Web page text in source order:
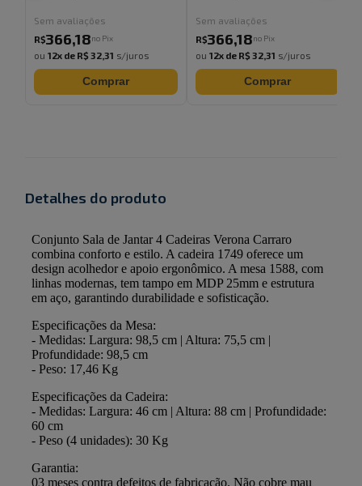
Sem avaliações
R$366,18no Pix
ou 12x de R$ 32,31 s/juros
Comprar
Sem avaliações
R$366,18no Pix
ou 12x de R$ 32,31 s/juros
Comprar
Detalhes do produto